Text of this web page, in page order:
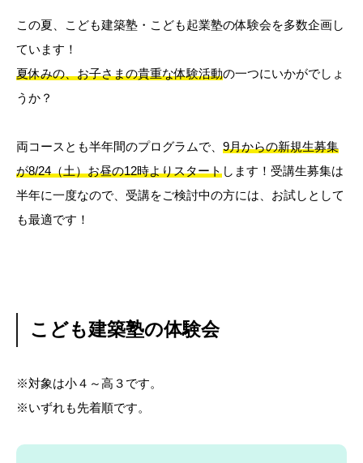
この夏、こども建築塾・こども起業塾の体験会を多数企画し
ています！
夏休みの、お子さまの貴重な体験活動の一つにいかがでしょ
うか？
両コースとも半年間のプログラムで、 9月からの新規生募集
が8/24（土）お昼の12時よりスタートします！受講生募集は
半年に一度なので、受講をご検討中の方には、お試しとして
も最適です！
こども建築塾の体験会
※対象は小４～高３です。
※いずれも先着順です。